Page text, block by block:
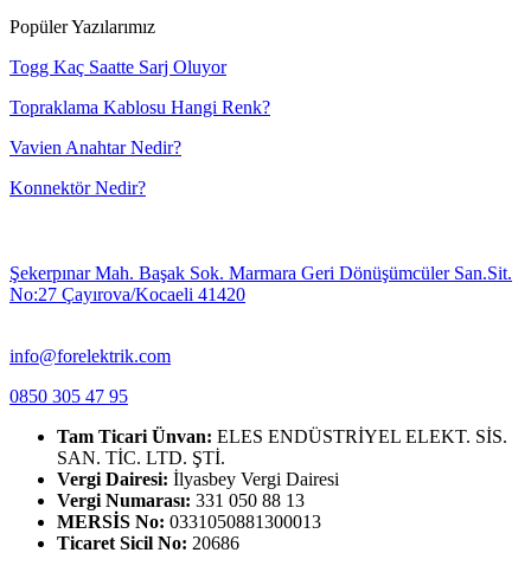
Popüler Yazılarımız
Togg Kaç Saatte Sarj Oluyor
Topraklama Kablosu Hangi Renk?
Vavien Anahtar Nedir?
Konnektör Nedir?
Şekerpınar Mah. Başak Sok. Marmara Geri Dönüşümcüler San.Sit.
No:27 Çayırova/Kocaeli 41420
info@forelektrik.com
0850 305 47 95
Tam Ticari Ünvan: ELES ENDÜSTRİYEL ELEKT. SİS.
SAN. TİC. LTD. ŞTİ.
Vergi Dairesi: İlyasbey Vergi Dairesi
Vergi Numarası: 331 050 88 13
MERSİS No: 0331050881300013
Ticaret Sicil No: 20686